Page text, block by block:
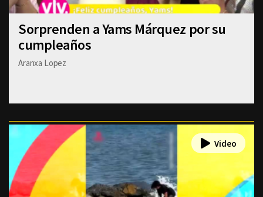
Sorprenden a Yams Márquez por su
cumpleaños
Aranxa Lopez